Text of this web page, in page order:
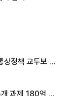
정책 교두보 활
과제 180억 지